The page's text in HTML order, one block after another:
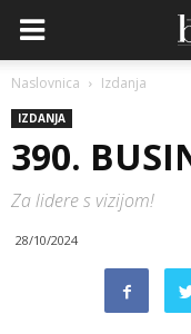
Naslovnica Izdanja
IZDANJA
390.
Za lidere s vizijom!
28/10/2024